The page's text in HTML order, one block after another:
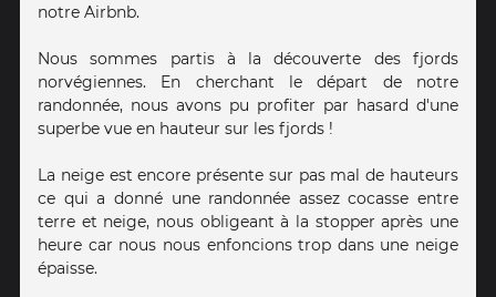
notre Airbnb.
Nous sommes partis à la découverte des fjords
norvégiennes. En cherchant le départ de notre
randonnée, nous avons pu profiter par hasard d'une
superbe vue en hauteur sur les fjords !
La neige est encore présente sur pas mal de hauteurs
ce qui a donné une randonnée assez cocasse entre
terre et neige, nous obligeant à la stopper après une
heure car nous nous enfoncions trop dans une neige
épaisse.